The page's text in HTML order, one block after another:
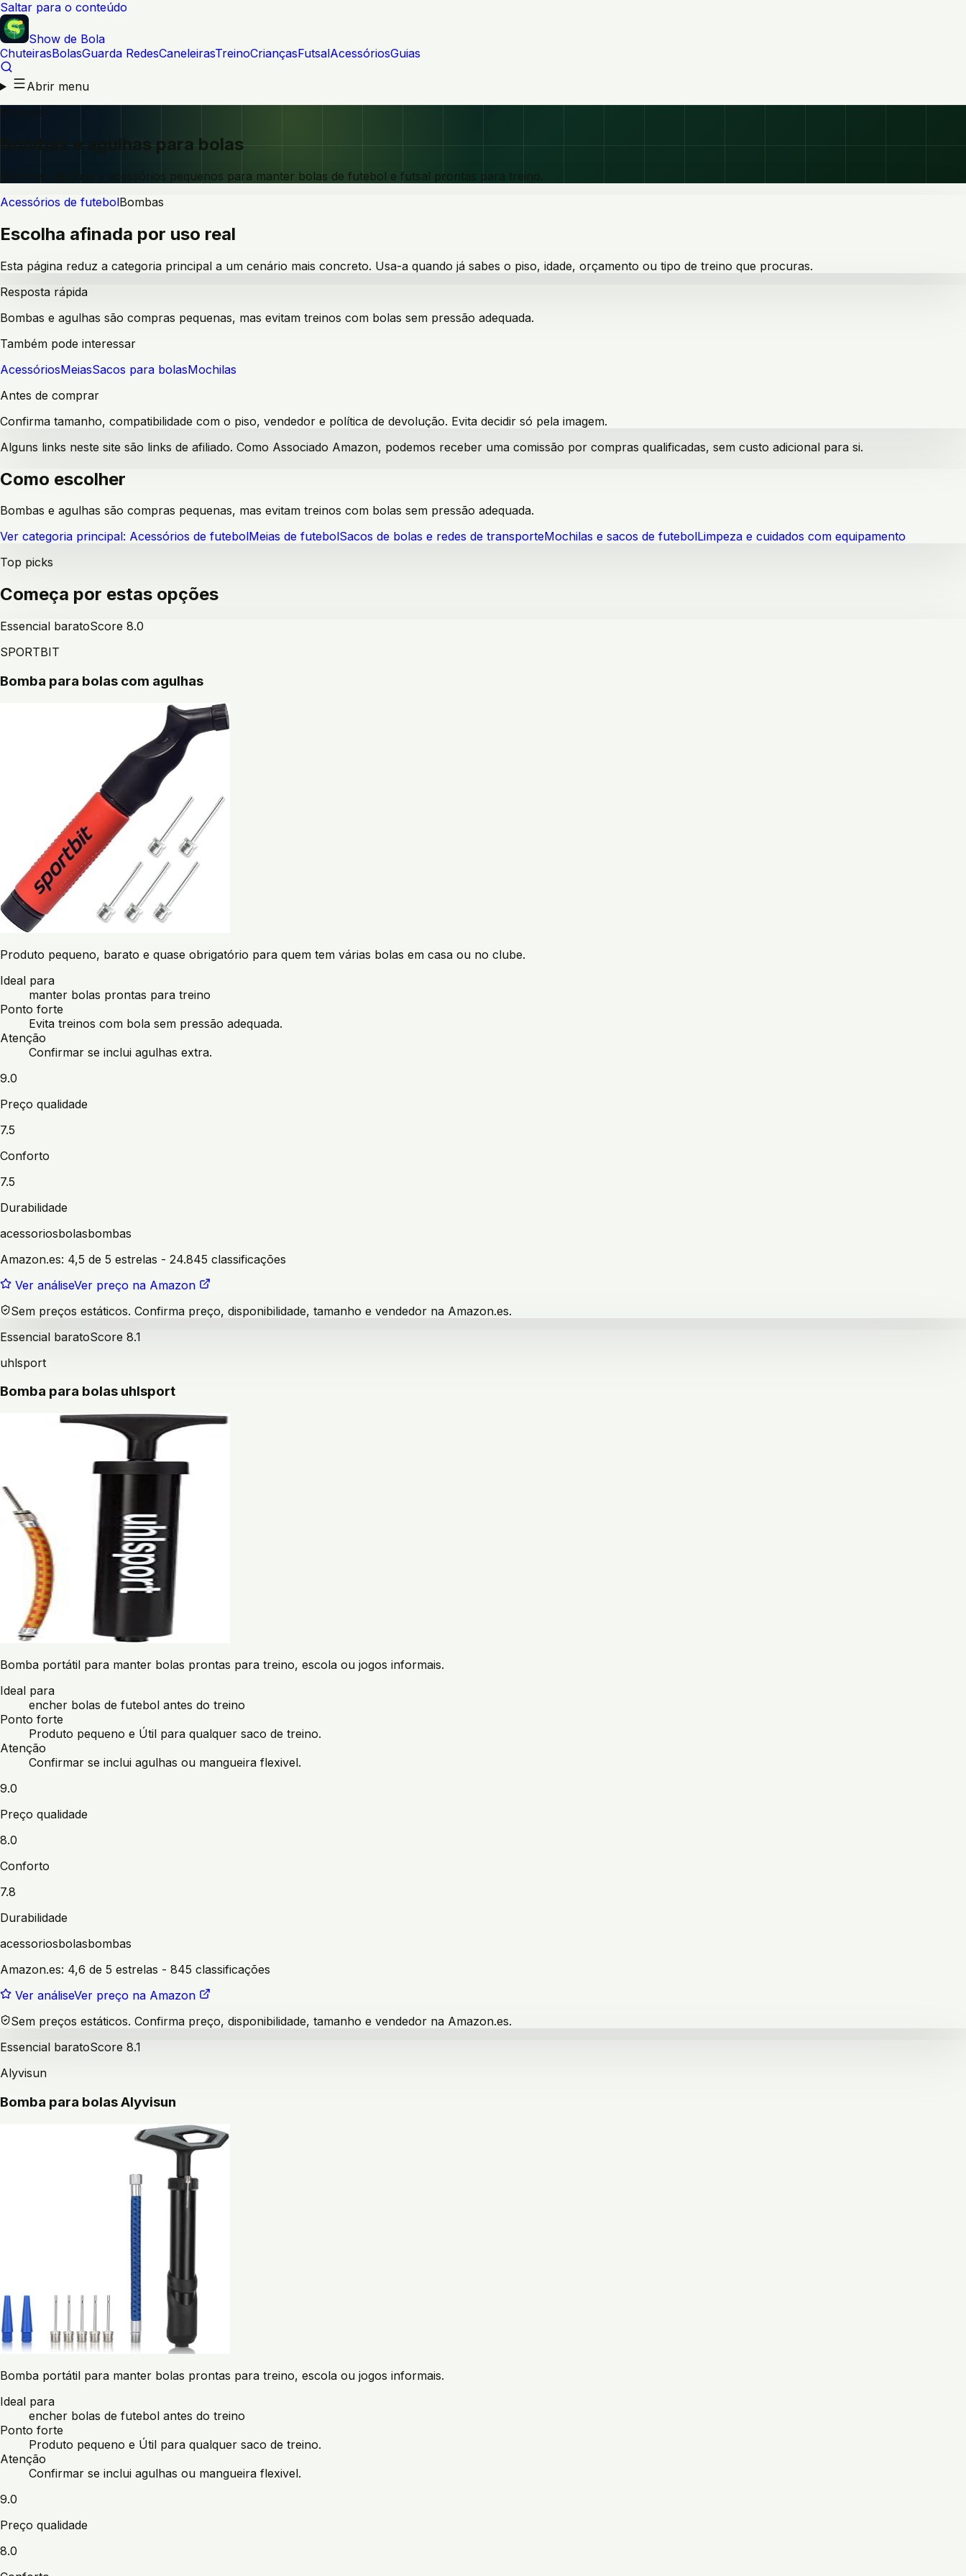
Saltar para o conteúdo
Show de Bola
ChuteirasBolasGuarda RedesCaneleirasTreinoCriançasFutsalAcessóriosGuias
Abrir menu
Bombas
Bombas e agulhas para bolas
Bombas, agulhas e acessórios pequenos para manter bolas de futebol e futsal prontas para treino.
Acessórios de futebolBombas
Escolha afinada por uso real
Esta página reduz a categoria principal a um cenário mais concreto. Usa-a quando já sabes o piso, idade, orçamento ou tipo de treino que procuras.
Resposta rápida
Bombas e agulhas são compras pequenas, mas evitam treinos com bolas sem pressão adequada.
Também pode interessar
AcessóriosMeiasSacos para bolasMochilas
Antes de comprar
Confirma tamanho, compatibilidade com o piso, vendedor e política de devolução. Evita decidir só pela imagem.
Alguns links neste site são links de afiliado. Como Associado Amazon, podemos receber uma comissão por compras qualificadas, sem custo adicional para si.
Como escolher
Bombas e agulhas são compras pequenas, mas evitam treinos com bolas sem pressão adequada.
Ver categoria principal: Acessórios de futebolMeias de futebolSacos de bolas e redes de transporteMochilas e sacos de futebolLimpeza e cuidados com equipamento
Top picks
Começa por estas opções
Essencial baratoScore 8.0
SPORTBIT
Bomba para bolas com agulhas
Produto pequeno, barato e quase obrigatório para quem tem várias bolas em casa ou no clube.
Ideal para
manter bolas prontas para treino
Ponto forte
Evita treinos com bola sem pressão adequada.
Atenção
Confirmar se inclui agulhas extra.
9.0
Preço qualidade
7.5
Conforto
7.5
Durabilidade
acessoriosbolasbombas
Amazon.es: 4,5 de 5 estrelas - 24.845 classificações
Ver análiseVer preço na Amazon
Sem preços estáticos. Confirma preço, disponibilidade, tamanho e vendedor na Amazon.es.
Essencial baratoScore 8.1
uhlsport
Bomba para bolas uhlsport
Bomba portátil para manter bolas prontas para treino, escola ou jogos informais.
Ideal para
encher bolas de futebol antes do treino
Ponto forte
Produto pequeno e Útil para qualquer saco de treino.
Atenção
Confirmar se inclui agulhas ou mangueira flexivel.
9.0
Preço qualidade
8.0
Conforto
7.8
Durabilidade
acessoriosbolasbombas
Amazon.es: 4,6 de 5 estrelas - 845 classificações
Ver análiseVer preço na Amazon
Sem preços estáticos. Confirma preço, disponibilidade, tamanho e vendedor na Amazon.es.
Essencial baratoScore 8.1
Alyvisun
Bomba para bolas Alyvisun
Bomba portátil para manter bolas prontas para treino, escola ou jogos informais.
Ideal para
encher bolas de futebol antes do treino
Ponto forte
Produto pequeno e Útil para qualquer saco de treino.
Atenção
Confirmar se inclui agulhas ou mangueira flexivel.
9.0
Preço qualidade
8.0